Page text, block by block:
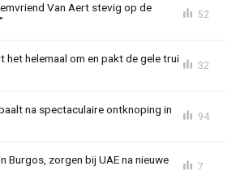
Van Aert stevig op de
52
het helemaal om en pakt de gele trui
32
na spectaculaire ontknoping in
94
Burgos, zorgen bij UAE na nieuwe
7